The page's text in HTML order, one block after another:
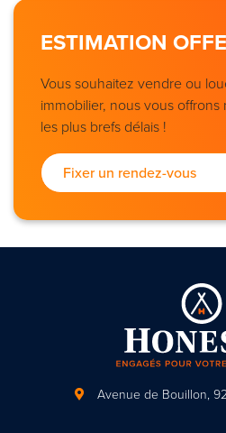
ESTIMATION
Vous souhaitez vendre ou
immobilier, nous vous
les plus brefs délais !
Fixer un rendez-vous
Avenue de Bouillon, 92